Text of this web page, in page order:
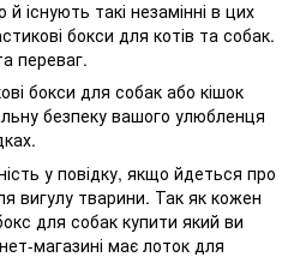
існують такі незамінні в цих
бокси для котів та собак.
переваг.
бокси для собак або кішок
безпеку вашого улюбленця
у повідку, якщо йдеться про
вигулу тварини. Так як кожен
для собак купити який ви
магазині має лоток для